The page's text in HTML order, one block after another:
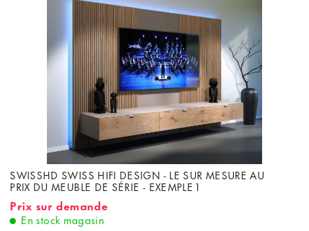
SWISSHD SWISS HIFI DESIGN - LE SUR MESURE AU
PRIX DU MEUBLE DE SÉRIE - EXEMPLE 1
Prix sur demande
En stock magasin